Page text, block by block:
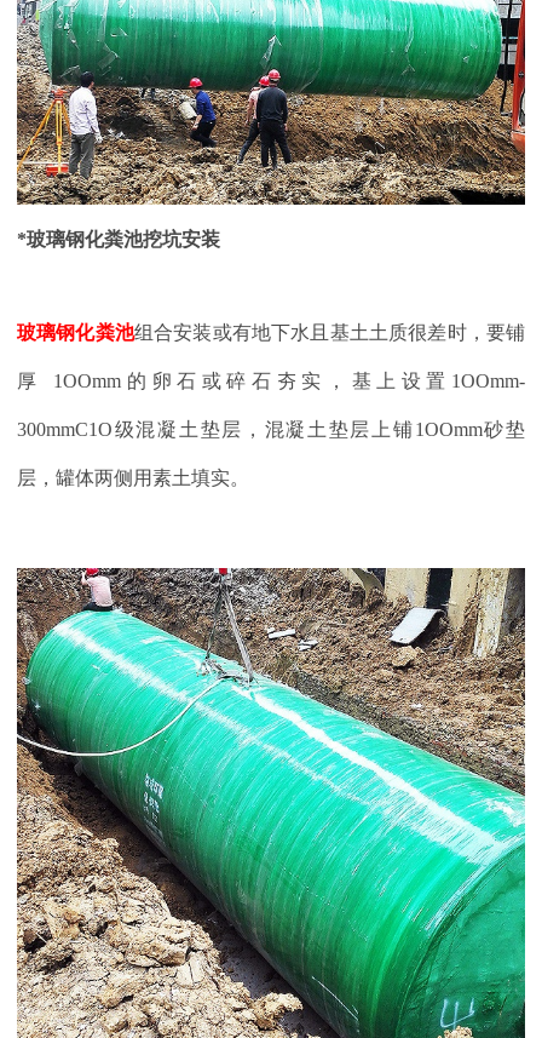
*玻璃钢化粪池挖坑安装
玻璃钢化粪池组合安装或有地下水且基土土质很差时，要铺
厚 1OOmm的卵石或碎石夯实，基上设置1OOmm-
300mmC1O级混凝土垫层，混凝土垫层上铺1OOmm砂垫
层，罐体两侧用素土填实。